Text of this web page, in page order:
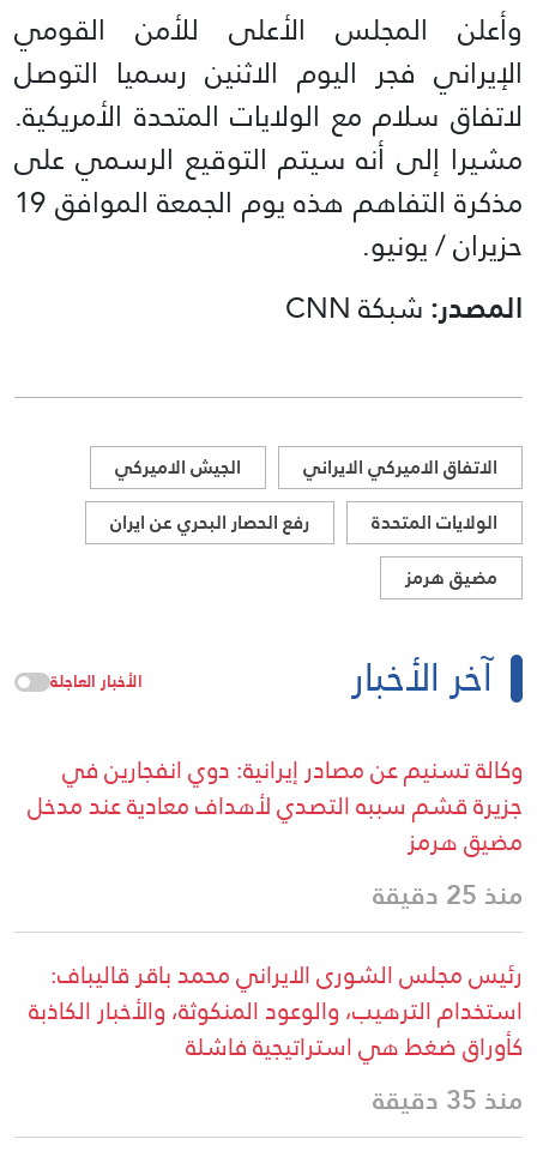
وأعلن المجلس الأعلى للأمن القومي
الإيراني فجر اليوم الاثنين رسميا التوصل
لاتفاق سلام مع الولايات المتحدة الأمريكية.
مشيرا إلى أنه سيتم التوقيع الرسمي على
مذكرة التفاهم هذه يوم الجمعة الموافق 19
حزيران / يونيو.
المصدر:شبكة CNN
الاتفاق الاميركي الايراني
الجيش الاميركي
الولايات المتحدة
رفع الحصار البحري عن ايران
مضيق هرمز
آخر الأخبار الأخبار العاجلة
وكالة تسنيم عن مصادر إيرانية: دوي انفجارين في
جزيرة قشم سببه التصدي لأهداف معادية عند مدخل
مضيق هرمز
منذ 25 دقيقة
رئيس مجلس الشورى الايراني محمد باقر قاليباف:
استخدام الترهيب، والوعود المنكوثة، والأخبار الكاذبة
كأوراق ضغط هي استراتيجية فاشلة
منذ 35 دقيقة